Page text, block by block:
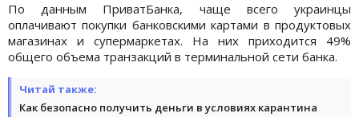
По данным ПриватБанка, чаще всего украинцы
оплачивают покупки банковскими картами в продуктовых
магазинах и супермаркетах. На них приходится 49%
общего объема транзакций в терминальной сети банка.
Читай также:
Как безопасно получить деньги в условиях карантина